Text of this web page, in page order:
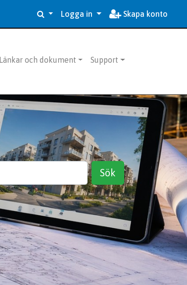
Logga in Skapa konto
Länkar och dokument Support
Sök